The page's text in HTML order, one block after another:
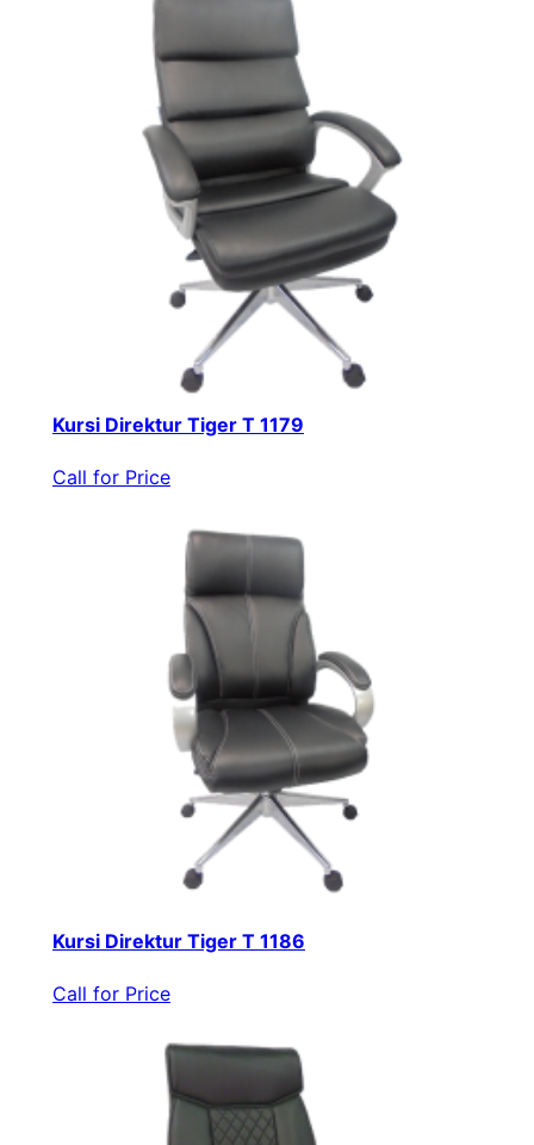
Kursi Direktur Tiger T 1179
Call for Price
Kursi Direktur Tiger T 1186
Call for Price